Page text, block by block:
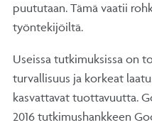
puututaan. Tämä vaatii
työntekijöiltä.
Useissa tutkimuksissa on
turvallisuus ja korkeat
kasvattavat tuottavuutta.
2016 tutkimushankkeen